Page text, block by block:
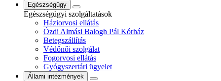
Egészségügy
Egészségügyi szolgáltatások
Háziorvosi ellátás
Ózdi Almási Balogh Pál Kórház
Betegszállítás
Védőnői szolgálat
Fogorvosi ellátás
Gyógyszertári ügyelet
Állami intézmények